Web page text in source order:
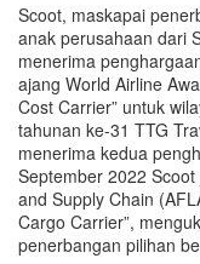
Scoot, maskapai
anak perusahaan dari
menerima
ajang World Airline
Cost Carrier” untuk
tahunan ke-31 TTG
menerima kedua
September 2022
and Supply Chain
Cargo Carrier”,
penerbangan pilihan